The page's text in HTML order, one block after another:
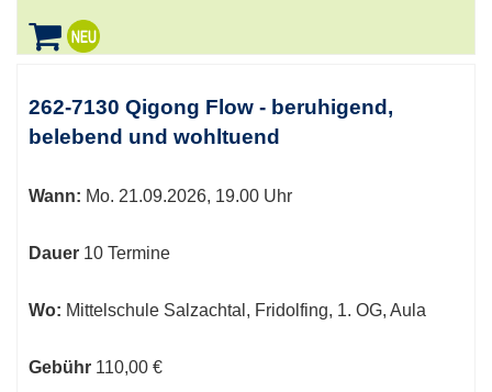
262-7130 Qigong Flow - beruhigend,
belebend und wohltuend
Wann: Mo. 21.09.2026, 19.00 Uhr
Dauer 10 Termine
Wo: Mittelschule Salzachtal, Fridolfing, 1. OG, Aula
Gebühr 110,00 €